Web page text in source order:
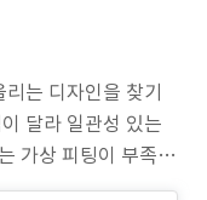
는 디자인을 찾기
달라 일관성 있는
가상 피팅이 부족하
구매는 주관적 판